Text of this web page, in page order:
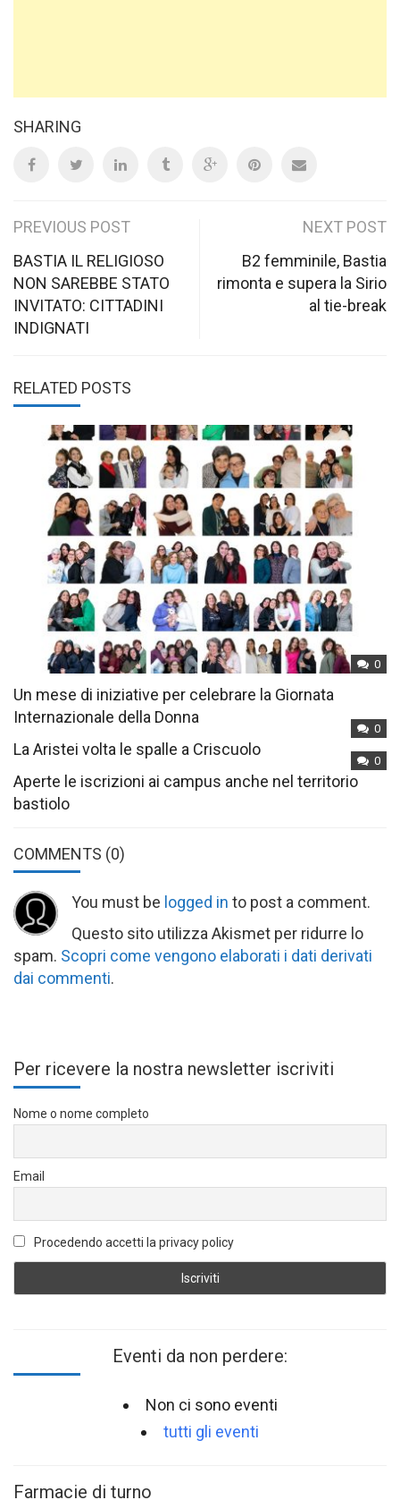
SHARING
Post
navigation
PREVIOUS POST
BASTIA IL RELIGIOSO
NON SAREBBE STATO
INVITATO: CITTADINI
INDIGNATI
NEXT POST
B2 femminile, Bastia
rimonta e supera la Sirio
al tie-break
RELATED POSTS
0
Un mese di iniziative per celebrare la Giornata
Internazionale della Donna
0
La Aristei volta le spalle a Criscuolo
0
Aperte le iscrizioni ai campus anche nel territorio
bastiolo
COMMENTS (0)
You must be logged in to post a comment.
Questo sito utilizza Akismet per ridurre lo
spam. Scopri come vengono elaborati i dati derivati
dai commenti.
Per ricevere la nostra newsletter iscriviti
Nome o nome completo
Email
Procedendo accetti la privacy policy
Eventi da non perdere:
Non ci sono eventi
tutti gli eventi
Farmacie di turno